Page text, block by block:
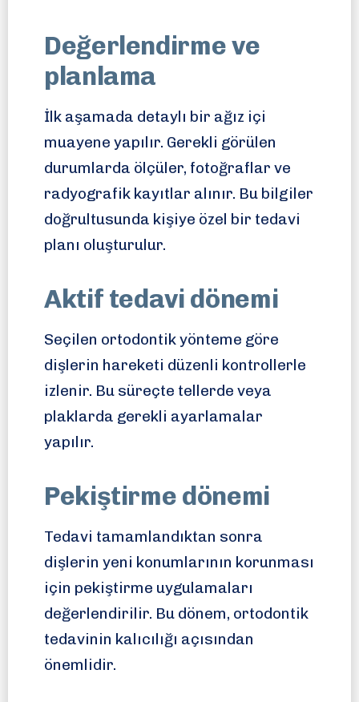
Değerlendirme ve
planlama
İlk aşamada detaylı bir ağız içi
muayene yapılır. Gerekli görülen
durumlarda ölçüler, fotoğraflar ve
radyografik kayıtlar alınır. Bu bilgiler
doğrultusunda kişiye özel bir tedavi
planı oluşturulur.
Aktif tedavi dönemi
Seçilen ortodontik yönteme göre
dişlerin hareketi düzenli kontrollerle
izlenir. Bu süreçte tellerde veya
plaklarda gerekli ayarlamalar
yapılır.
Pekiştirme dönemi
Tedavi tamamlandıktan sonra
dişlerin yeni konumlarının korunması
için pekiştirme uygulamaları
değerlendirilir. Bu dönem, ortodontik
tedavinin kalıcılığı açısından
önemlidir.